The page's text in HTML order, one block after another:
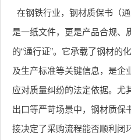
在钢铁行业，钢材质保书（
是一纸文件，更是产品合规、
的“通行证”。它承载了钢材的
及生产标准等关键信息，是企
应对质量纠纷的法定依据。尤
出口等严苛场景中，钢材质保
接决定了采购流程能否顺利闭